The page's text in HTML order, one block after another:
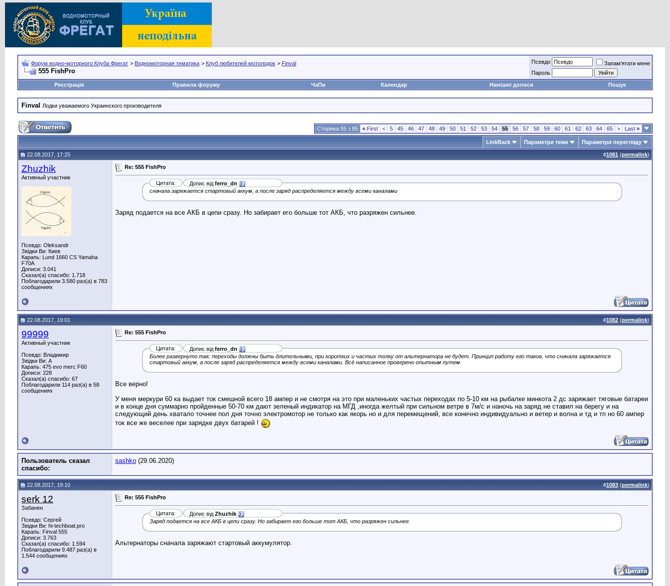
Форум водно-моторного Клуба Фрегат > Водномоторная тематика > Клуб любителей мотолодок > Finval
555 FishPro
Псевдо
Запам'ятати мене
Пароль
Реєстрація
Правила форуму ЧаПи Календар Нинішні дописи Пошук
Finval Лодки уважаемого Украинского производителя
Сторінка 55 з 85 « First < 5 45 46 47 48 49 50 51 52 53 54 55 56 57 58 59 60 61 62 63 64 65 > Last »
LinkBack Параметри теми Параметри перегляду
22.08.2017, 17:25 #1081 (permalink)
Zhuzhik
Активный участник
Псевдо: Oleksandr
Звідки Ви: Киев
Карапь: Lund 1660 CS Yamaha
F70A
Дописи: 3.041
Сказал(а) спасибо: 1.718
Поблагодарили 3.580 раз(а) в 783
сообщениях
Re: 555 FishPro
Цитата: Допис від ferro_dn
сначала заряжается стартовый аккум, а после заряд распределяется между всеми каналами
Заряд подается на все АКБ в цепи сразу. Но забирает его больше тот АКБ, что разряжен сильнее.
22.08.2017, 19:01 #1082 (permalink)
99999
Активный участник
Псевдо: Владимир
Звідки Ви: A
Карапь: 475 evo merc F60
Дописи: 228
Сказал(а) спасибо: 67
Поблагодарили 114 раз(а) в 58
сообщениях
Re: 555 FishPro
Цитата: Допис від ferro_dn
Более развернуто так: переходы должны быть длительными, при коротких и частых толку от альтернатора не будет. Принцип работу его таков, что сначала заряжается
стартовый аккум, а после заряд распределяется между всеми каналами. Всё написанное проверено опытным путем.
Все верно!
У меня меркури 60 ка выдает ток смешной всего 18 ампер и не смотря на это при маленьких частых переходах по 5-10 км на рыбалке минкота 2 дс заряжает тяговые батареи
и в конце дня суммарно пройденные 50-70 км дают зеленый индикатор на МГД ,иногда желтый при сильном ветре в 7м/с и наночь на заряд не ставил на берегу и на
следующий день хватало точнее пол дня точно электромотор не только как якорь но и для перемещений, все конечно индивидуально и ветер и волна и тд и тп но 60 ампер
ток все же веселее при зарядке двух батарей !
Пользователь сказал
cпасибо:
sashko (29.06.2020)
22.08.2017, 19:10 #1083 (permalink)
serk 12
Забанен
Псевдо: Сергей
Звідки Ви: hi-techboat.pro
Карапь: Finval 555
Дописи: 3.763
Сказал(а) спасибо: 1.594
Поблагодарили 9.487 раз(а) в
1.544 сообщениях
Re: 555 FishPro
Цитата: Допис від Zhuzhik
Заряд подается на все АКБ в цепи сразу. Но забирает его больше тот АКБ, что разряжен сильнее.
Альтернаторы сначала заряжают стартовый аккумулятор.